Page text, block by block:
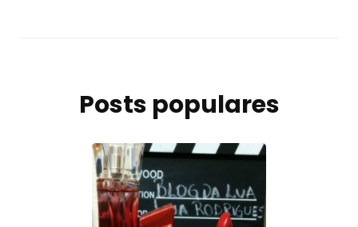
Posts populares